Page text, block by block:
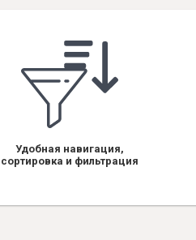
Удобная навигация,
сортировка и фильтрация